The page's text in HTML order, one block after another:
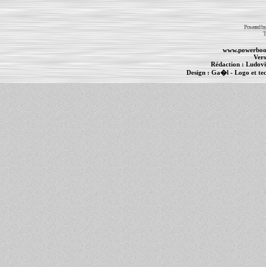
Powered
Rédaction :
Design : Ga�l- Logo et